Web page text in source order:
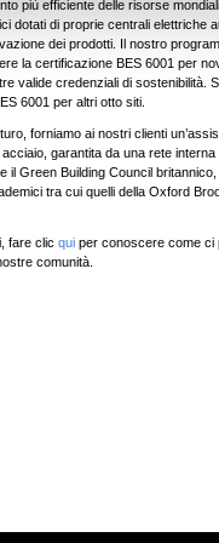
più efficiente delle risorse
dotati di proprie centrali elettriche
dei prodotti. Il nostro
la certificazione BES 6001 per
valide credenziali di sostenibilità.
6001 per altri otto siti.
forniamo ai nostri clienti
garantita da una rete
il Green Building Council
tra cui quelli della Oxford
fare clicqui per conoscere come ci
comunità.